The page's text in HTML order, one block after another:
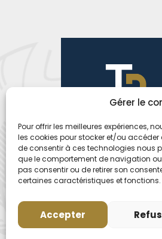
Gérer le
Pour offrir les meilleures expériences,
les cookies pour stocker et/ou
de consentir à ces technologies nous
que le comportement de navigation ou
pas consentir ou de retirer son
certaines caractéristiques et fonctions.
Accepter